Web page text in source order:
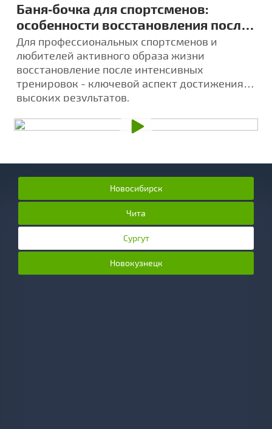
Баня‑бочка для спортсменов:
особенности восстановления после
тренировок
Для профессиональных спортсменов и
любителей активного образа жизни
восстановление после интенсивных
тренировок - ключевой аспект достижения
высоких результатов.
Новосибирск
Чита
Сургут
Новокузнецк